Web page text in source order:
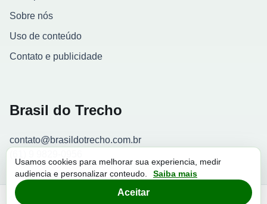
Sobre nós
Uso de conteúdo
Contato e publicidade
Brasil do Trecho
contato@brasildotrecho.com.br
Contador de visitantes
© 2026 Brasil do Trecho. Todos os direitos reservados.
Usamos cookies para melhorar sua experiencia, medir
audiencia e personalizar conteudo.
Saiba mais
Aceitar